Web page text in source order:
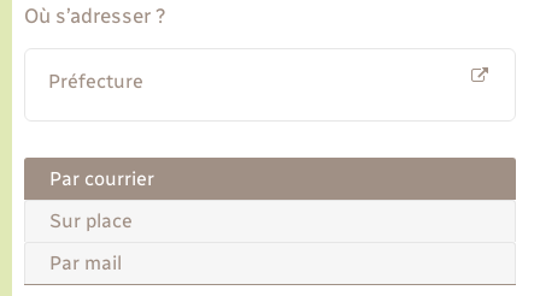
Où s’adresser ?
Préfecture
Par courrier
Sur place
Par mail